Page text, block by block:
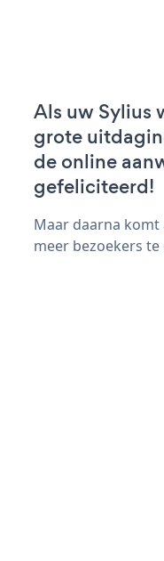
Als uw Sylius
grote
de online
gefeliciteerd!
Maar daarna komt
meer bezoekers